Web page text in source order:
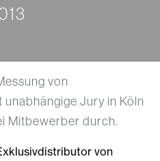
von
Jury in Köln
Mitbewerber durch.
von